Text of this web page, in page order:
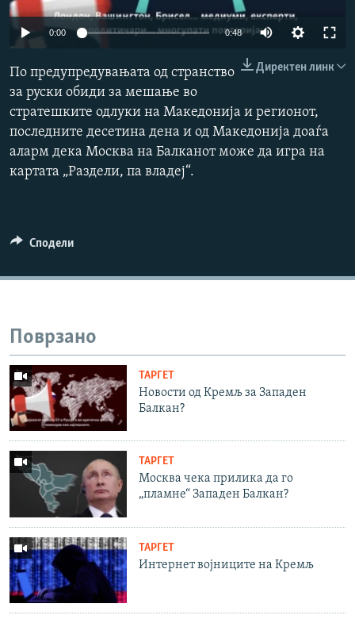
РСЕ веб страници
0:00 0:48
Директен линк
По предупредувањата од странство
за руски обиди за мешање во
стратешките одлуки на Македонија и регионот,
последните десетина дена и од Македонија доаѓа
аларм дека Москва на Балканот може да игра на
картата „Раздели, па владеј“.
Сподели
Поврзано
ТАРГЕТ
Новости од Кремљ за Западен
Балкан?
ТАРГЕТ
Москва чека прилика да го
„пламне“ Западен Балкан?
ТАРГЕТ
Интернет војниците на Кремљ